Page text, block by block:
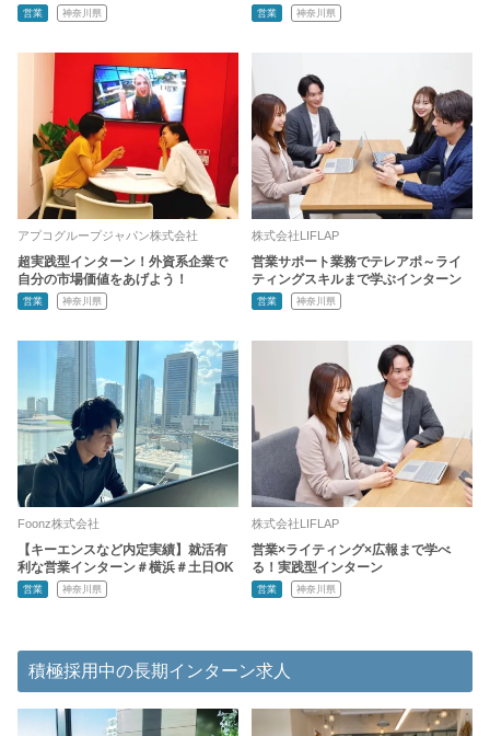
営業 神奈川県 営業 神奈川県
アプコグループジャパン株式会社
超実践型インターン！外資系企業で
自分の市場価値をあげよう！
営業 神奈川県
株式会社LIFLAP
営業サポート業務でテレアポ～ライ
ティングスキルまで学ぶインターン
営業 神奈川県
Foonz株式会社
【キーエンスなど内定実績】就活有
利な営業インターン＃横浜＃土日OK
営業 神奈川県
株式会社LIFLAP
営業×ライティング×広報まで学べ
る！実践型インターン
営業 神奈川県
積極採用中の長期インターン求人